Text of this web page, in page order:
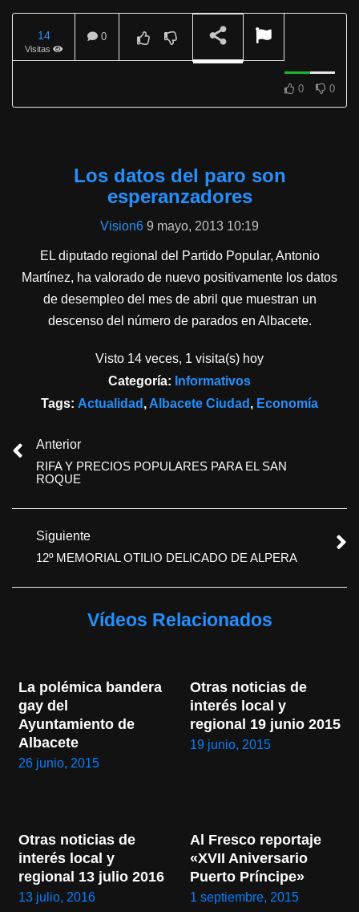
14
Visitas
0
0 0
Los datos del paro son
esperanzadores
Vision6 9 mayo, 2013 10:19
EL diputado regional del Partido Popular, Antonio
Martínez, ha valorado de nuevo positivamente los datos
de desempleo del mes de abril que muestran un
descenso del número de parados en Albacete.
Visto 14 veces, 1 visita(s) hoy
Categoría: Informativos
Tags: Actualidad , Albacete Ciudad , Economía
Anterior
RIFA Y PRECIOS POPULARES PARA EL SAN
ROQUE
Siguiente
12º MEMORIAL OTILIO DELICADO DE ALPERA
Vídeos Relacionados
La polémica bandera
gay del
Ayuntamiento de
Albacete
26 junio, 2015
Otras noticias de
interés local y
regional 19 junio 2015
19 junio, 2015
Otras noticias de
interés local y
regional 13 julio 2016
13 julio, 2016
Al Fresco reportaje
«XVII Aniversario
Puerto Príncipe»
1 septiembre, 2015